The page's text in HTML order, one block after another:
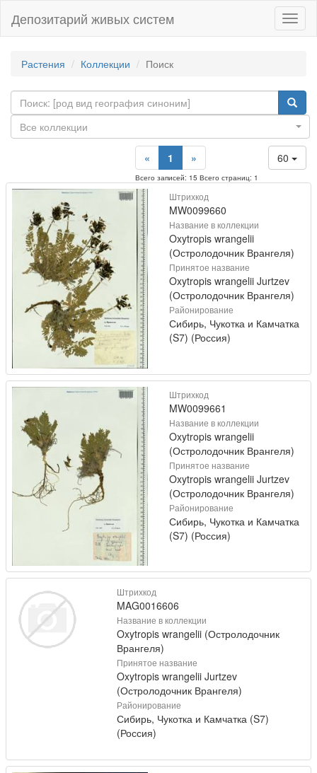
Депозитарий живых систем
Растения Коллекции Поиск
Все коллекции
60
« 1 »
Всего записей: 15 Всего страниц: 1
Штрихкод
MW0099660
Название в коллекции
Oxytropis wrangelii
(Остролодочник Врангеля)
Принятое название
Oxytropis wrangelii Jurtzev
(Остролодочник Врангеля)
Районирование
Сибирь, Чукотка и Камчатка
(S7) (Россия)
Штрихкод
MW0099661
Название в коллекции
Oxytropis wrangelii
(Остролодочник Врангеля)
Принятое название
Oxytropis wrangelii Jurtzev
(Остролодочник Врангеля)
Районирование
Сибирь, Чукотка и Камчатка
(S7) (Россия)
Штрихкод
MAG0016606
Название в коллекции
Oxytropis wrangelii (Остролодочник
Врангеля)
Принятое название
Oxytropis wrangelii Jurtzev
(Остролодочник Врангеля)
Районирование
Сибирь, Чукотка и Камчатка (S7)
(Россия)